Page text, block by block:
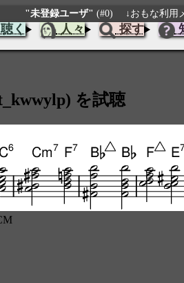
"未登録ユーザ" (#0) ↓おもな利用
く 人々 探す
を試聴